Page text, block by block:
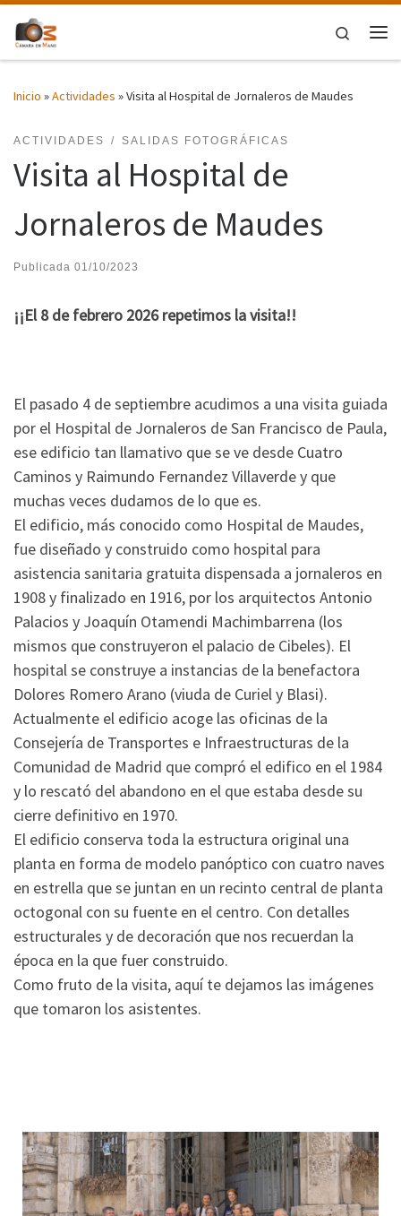
Saltar al contenido
Search
Inicio »Actividades »Visita al Hospital de Jornaleros de Maudes
ACTIVIDADES SALIDAS FOTOGRÁFICAS
Visita al Hospital de
Jornaleros de Maudes
Publicada 01/10/2023
¡¡El 8 de febrero 2026 repetimos la visita!!
El pasado 4 de septiembre acudimos a una visita guiada
por el Hospital de Jornaleros de San Francisco de Paula,
ese edificio tan llamativo que se ve desde Cuatro
Caminos y Raimundo Fernandez Villaverde y que
muchas veces dudamos de lo que es.
El edificio, más conocido como Hospital de Maudes,
fue diseñado y construido como hospital para
asistencia sanitaria gratuita dispensada a jornaleros en
1908 y finalizado en 1916, por los arquitectos Antonio
Palacios y Joaquín Otamendi Machimbarrena (los
mismos que construyeron el palacio de Cibeles). El
hospital se construye a instancias de la benefactora
Dolores Romero Arano (viuda de Curiel y Blasi).
Actualmente el edificio acoge las oficinas de la
Consejería de Transportes e Infraestructuras de la
Comunidad de Madrid que compró el edifico en el 1984
y lo rescató del abandono en el que estaba desde su
cierre definitivo en 1970.
El edificio conserva toda la estructura original una
planta en forma de modelo panóptico con cuatro naves
en estrella que se juntan en un recinto central de planta
octogonal con su fuente en el centro. Con detalles
estructurales y de decoración que nos recuerdan la
época en la que fuer construido.
Como fruto de la visita, aquí te dejamos las imágenes
que tomaron los asistentes.